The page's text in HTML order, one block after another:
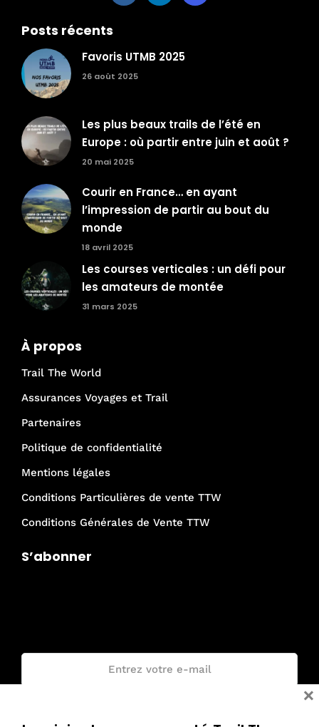
Posts récents
Favoris UTMB 2025
26 août 2025
Les plus beaux trails de l’été en
Europe : où partir entre juin et août ?
20 mai 2025
Courir en France… en ayant
l’impression de partir au bout du
monde
18 avril 2025
Les courses verticales : un défi pour
les amateurs de montée
31 mars 2025
À propos
Trail The World
Assurances Voyages et Trail
Partenaires
Politique de confidentialité
Mentions légales
Conditions Particulières de vente TTW
Conditions Générales de Vente TTW
S’abonner
×